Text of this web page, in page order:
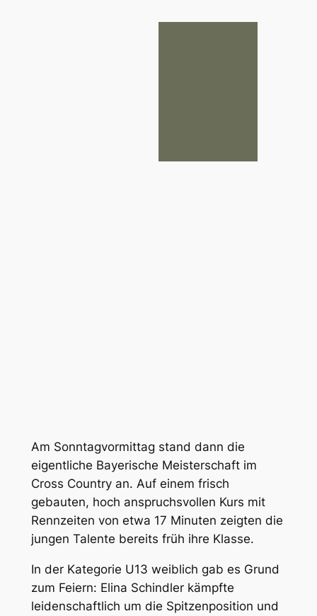
Am Sonntagvormittag stand dann die
eigentliche Bayerische Meisterschaft im
Cross Country an. Auf einem frisch
gebauten, hoch anspruchsvollen Kurs mit
Rennzeiten von etwa 17 Minuten zeigten die
jungen Talente bereits früh ihre Klasse.
In der Kategorie U13 weiblich gab es Grund
zum Feiern: Elina Schindler kämpfte
leidenschaftlich um die Spitzenposition und